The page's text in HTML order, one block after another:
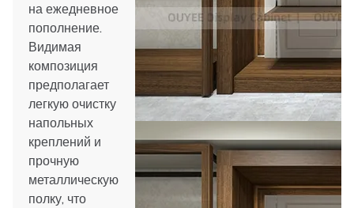
на ежедневное
пополнение.
Видимая
композиция
предполагает
легкую очистку
напольных
креплений и
прочную
металлическую
полку, что